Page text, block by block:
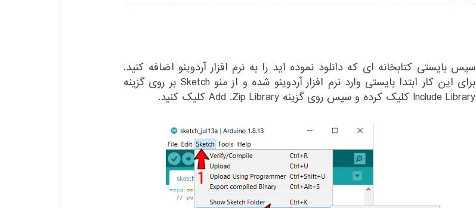
سپس بایستی کتابخانه ای که دانلود نموده اید را به نرم افزار آردوینو اضافه کنید.
برای این کار ابتدا بایستی وارد نرم افزار آردوینو شده و از منو Sketch بر روی گزینه
Include Library کلیک کرده و سپس روی گزینه Add .Zip Library کلیک کنید.